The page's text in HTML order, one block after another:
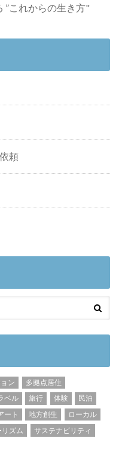
”これからの生き方"
頼
ン
多拠点居住
ベル 旅行 体験
民泊
ート 地方創生
ローカル
ズム
サステナビリティ